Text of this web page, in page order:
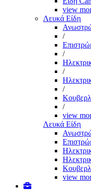
view
Λευκά Είδη
/
/
/
/
/
view
Λευκά Είδη
view